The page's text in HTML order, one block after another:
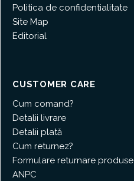
Politica de confidentialitate
Site Map
Editorial
CUSTOMER CARE
Cum comand?
Detalii livrare
Detalii plată
Cum returnez?
Formulare returnare produse
ANPC